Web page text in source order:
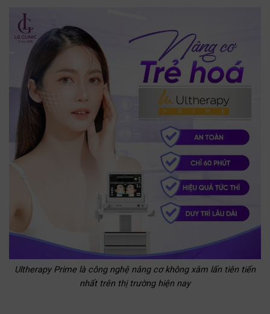
Ultherapy Prime là công nghệ nâng cơ không xâm lấn tiên tiến
nhất trên thị trường hiện nay